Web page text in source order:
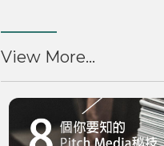
View More...